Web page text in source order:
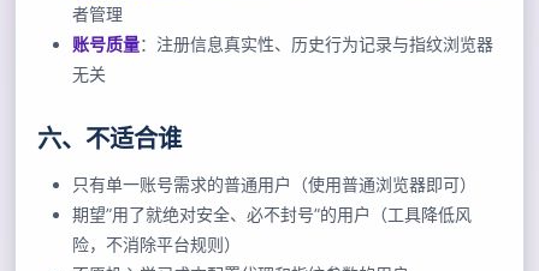
者管理
账号质量：注册信息真实性、历史行为记录与指纹浏览器
无关
六、不适合谁
只有单一账号需求的普通用户（使用普通浏览器即可）
期望”用了就绝对安全、必不封号”的用户（工具降低风
险，不消除平台规则）